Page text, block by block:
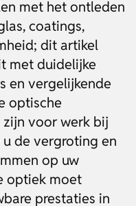
met het ontleden
coatings,
dit artikel
met duidelijke
en vergelijkende
optische
voor werk bij
de vergroting en
op uw
optiek moet
prestaties in